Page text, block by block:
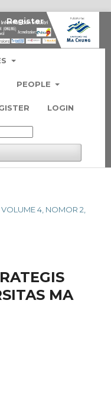
PEOPLE
LOGIN
Register Login
4, NOMOR 2,
MA